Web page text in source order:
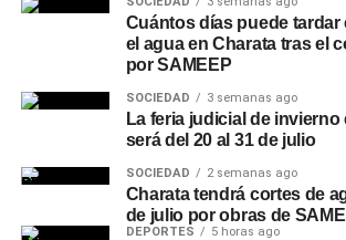
Cuántos días puede tardar
el agua en Charata tras el
por SAMEEP
SOCIEDAD 3 semanas ago
La feria judicial de invierno
será del 20 al 31 de julio
SOCIEDAD 2 semanas ago
Charata tendrá cortes de
de julio por obras de
DEPORTES 5 horas ago